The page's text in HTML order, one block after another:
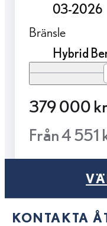
03-2026
Bränsle
Hybrid
379 000 kr
Från 4 551
KONTAKTA